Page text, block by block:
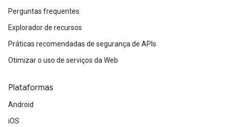
Perguntas frequentes
Explorador de recursos
Práticas recomendadas de segurança de APIs
Otimizar o uso de serviços da Web
Plataformas
Android
iOS